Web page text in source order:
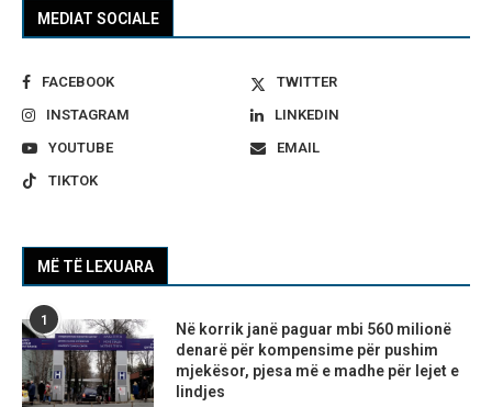
MEDIAT SOCIALE
FACEBOOK
TWITTER
INSTAGRAM
LINKEDIN
YOUTUBE
EMAIL
TIKTOK
MË TË LEXUARA
1
Në korrik janë paguar mbi 560 milionë
denarë për kompensime për pushim
mjekësor, pjesa më e madhe për lejet e
lindjes